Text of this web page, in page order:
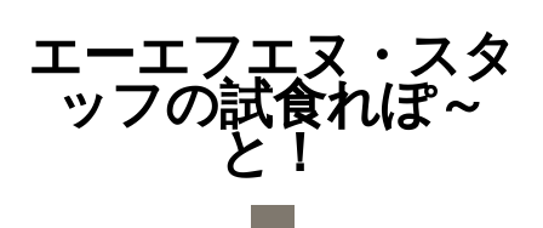
エーエフエヌ・スタ
ッフの試食れぽ～
と！